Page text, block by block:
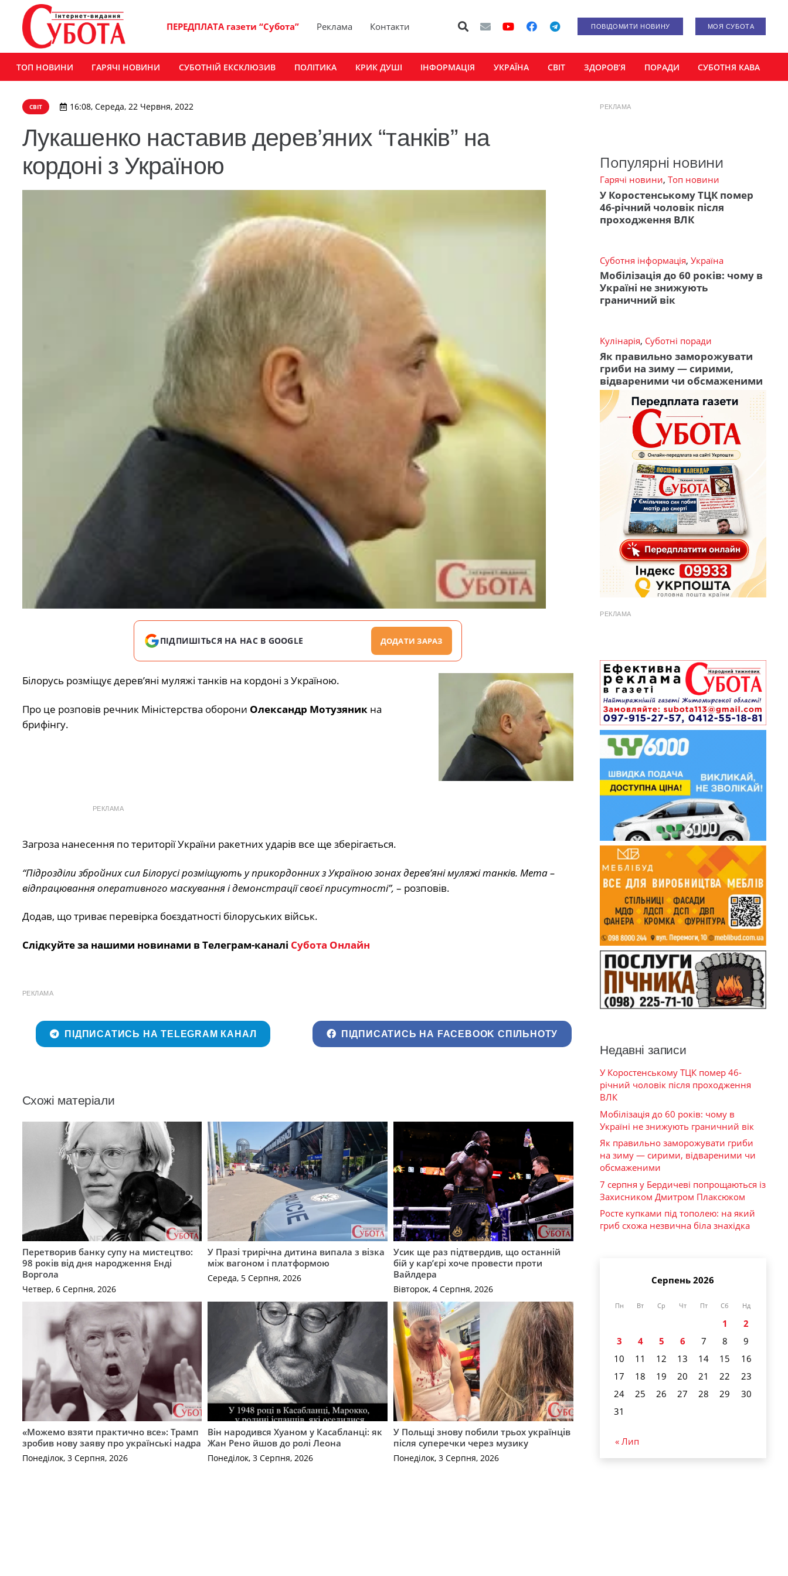
ПЕРЕДПЛАТА газети “Субота” Реклама Контакти ПОВІДОМИТИ НОВИНУ МОЯ СУБОТА
ТОП НОВИНИ ГАРЯЧІ НОВИНИ СУБОТНІЙ ЕКСКЛЮЗИВ ПОЛІТИКА КРИК ДУШІ ІНФОРМАЦІЯ УКРАЇНА СВІТ ЗДОРОВ’Я ПОРАДИ СУБОТНЯ КАВА
СВІТ 16:08, Середа, 22 Червня, 2022
Лукашенко наставив дерев’яних “танків” на
кордоні з Україною
ПІДПИШІТЬСЯ НА НАС В GOOGLE ДОДАТИ ЗАРАЗ
Білорусь розміщує дерев’яні муляжі танків на кордоні з Україною.
Про це розповів речник Міністерства оборони Олександр Мотузяникна
брифінгу.
РЕКЛАМА
Загроза нанесення по території України ракетних ударів все ще зберігається.
“Підрозділи збройних сил Білорусі розміщують у прикордонних з Україною зонах дерев’яні муляжі танків. Мета –
відпрацювання оперативного маскування і демонстрації своєї присутності”, – розповів.
Додав, що триває перевірка боєздатності білоруських військ.
Слідкуйте за нашими новинами в Телеграм-каналі Субота Онлайн
РЕКЛАМА
ПІДПИСАТИСЬ НА TELEGRAM КАНАЛ ПІДПИСАТИСЬ НА FACEBOOK СПІЛЬНОТУ
Схожі матеріали
Перетворив банку супу на мистецтво:
98 років від дня народження Енді
Воргола
Четвер, 6 Серпня, 2026
У Празі трирічна дитина випала з візка
між вагоном і платформою
Середа, 5 Серпня, 2026
Усик ще раз підтвердив, що останній
бій у кар’єрі хоче провести проти
Вайлдера
Вівторок, 4 Серпня, 2026
«Можемо взяти практично все»: Трамп
зробив нову заяву про українські надра
Понеділок, 3 Серпня, 2026
Він народився Хуаном у Касабланці: як
Жан Рено йшов до ролі Леона
Понеділок, 3 Серпня, 2026
У Польщі знову побили трьох українців
після суперечки через музику
Понеділок, 3 Серпня, 2026
РЕКЛАМА
Популярні новини
Гарячі новини, Топ новини
У Коростенському ТЦК помер
46-річний чоловік після
проходження ВЛК
Суботня інформація, Україна
Мобілізація до 60 років: чому в
Україні не знижують
граничний вік
Кулінарія, Суботні поради
Як правильно заморожувати
гриби на зиму — сирими,
відвареними чи обсмаженими
РЕКЛАМА
Недавні записи
У Коростенському ТЦК помер 46-
річний чоловік після проходження
ВЛК
Мобілізація до 60 років: чому в
Україні не знижують граничний вік
Як правильно заморожувати гриби
на зиму — сирими, відвареними чи
обсмаженими
7 серпня у Бердичеві попрощаються із
Захисником Дмитром Плаксюком
Росте купками під тополею: на який
гриб схожа незвична біла знахідка
Серпень 2026
Пн Вт Ср Чт Пт Сб Нд
1
2
3
4 5 6 7 8
9
10
11 12 13 14 15
16
17
18 19 20 21 22
23
24
25 26 27 28 29
30
31
« Лип